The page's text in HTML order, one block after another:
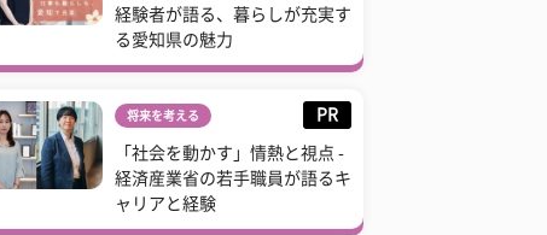
経験者が語る、暮らしが充実す
る愛知県の魅力
将来を考える PR
「社会を動かす」情熱と視点 -
経済産業省の若手職員が語るキ
ャリアと経験